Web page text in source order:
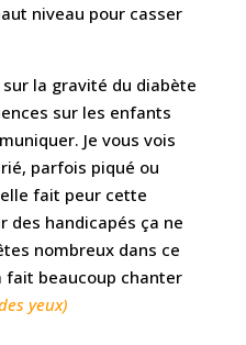
niveau pour casser
la gravité du diabète
sur les enfants
Je vous vois
parfois piqué ou
fait peur cette
des handicapés ça ne
nombreux dans ce
fait beaucoup chanter
yeux)